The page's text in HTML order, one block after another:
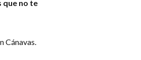
que no te
Cánavas.